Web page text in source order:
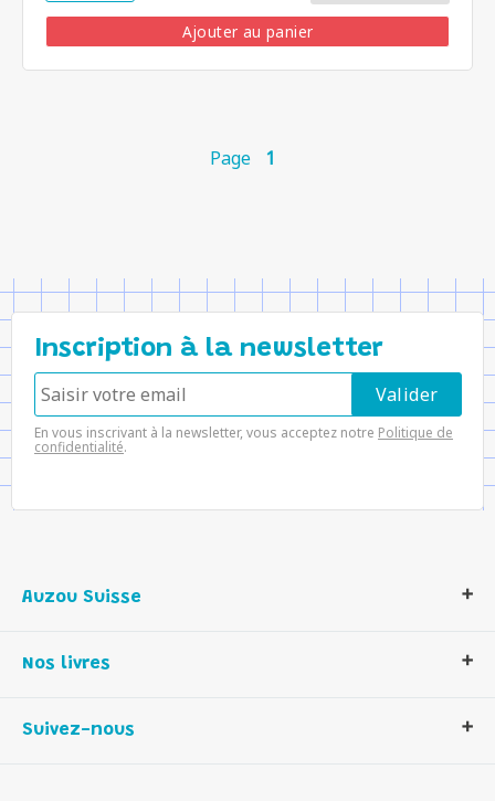
Ajouter au panier
Page 1
Inscription à la newsletter
En vous inscrivant à la newsletter, vous acceptez notre Politique de
confidentialité.
Auzou Suisse
Notre histoire
Contactez-nous
Nos livres
Livres enfants
Suivez-nous